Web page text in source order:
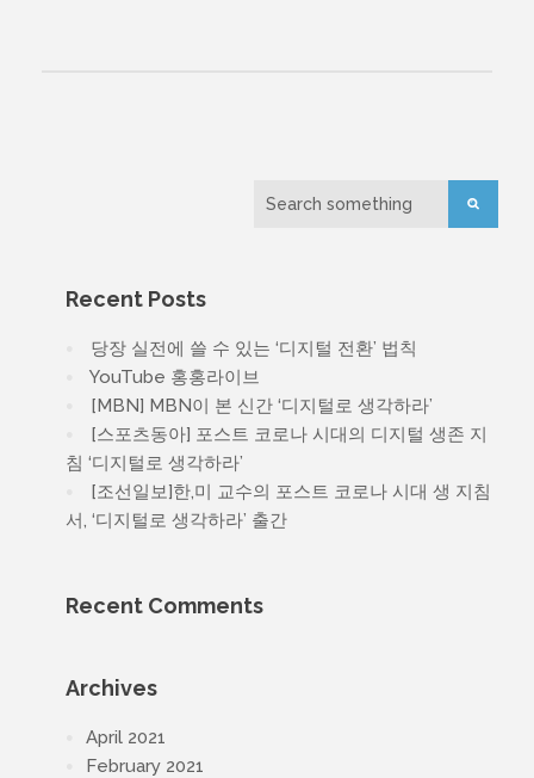
Recent Posts
당장 실전에 쓸 수 있는 ‘디지털 전환’ 법칙
YouTube 홍홍라이브
[MBN] MBN이 본 신간 ‘디지털로 생각하라’
[스포츠동아] 포스트 코로나 시대의 디지털 생존 지
침 ‘디지털로 생각하라’
[조선일보]한,미 교수의 포스트 코로나 시대 생 지침
서, ‘디지털로 생각하라’ 출간
Recent Comments
Archives
April 2021
February 2021